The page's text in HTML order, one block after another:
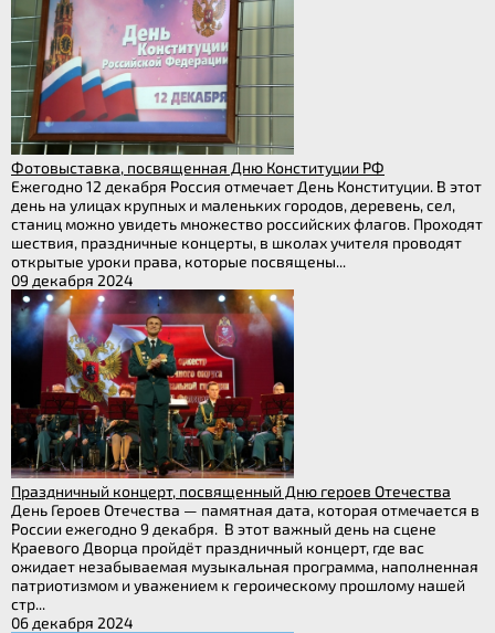
Фотовыставка, посвященная Дню Конституции РФ
Ежегодно 12 декабря Россия отмечает День Конституции. В этот
день на улицах крупных и маленьких городов, деревень, сел,
станиц можно увидеть множество российских флагов. Проходят
шествия, праздничные концерты, в школах учителя проводят
открытые уроки права, которые посвящены...
09 декабря 2024
Праздничный концерт, посвященный Дню героев Отечества
День Героев Отечества — памятная дата, которая отмечается в
России ежегодно 9 декабря. В этот важный день на сцене
Краевого Дворца пройдёт праздничный концерт, где вас
ожидает незабываемая музыкальная программа, наполненная
патриотизмом и уважением к героическому прошлому нашей
стр...
06 декабря 2024